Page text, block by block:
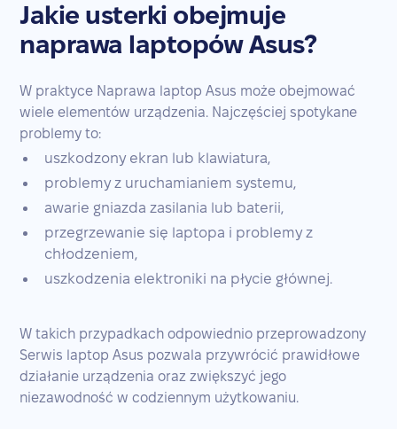
Jakie usterki obejmuje
naprawa laptopów Asus?
W praktyce Naprawa laptop Asus może obejmować
wiele elementów urządzenia. Najczęściej spotykane
problemy to:
uszkodzony ekran lub klawiatura,
problemy z uruchamianiem systemu,
awarie gniazda zasilania lub baterii,
przegrzewanie się laptopa i problemy z
chłodzeniem,
uszkodzenia elektroniki na płycie głównej.
W takich przypadkach odpowiednio przeprowadzony
Serwis laptop Asus pozwala przywrócić prawidłowe
działanie urządzenia oraz zwiększyć jego
niezawodność w codziennym użytkowaniu.